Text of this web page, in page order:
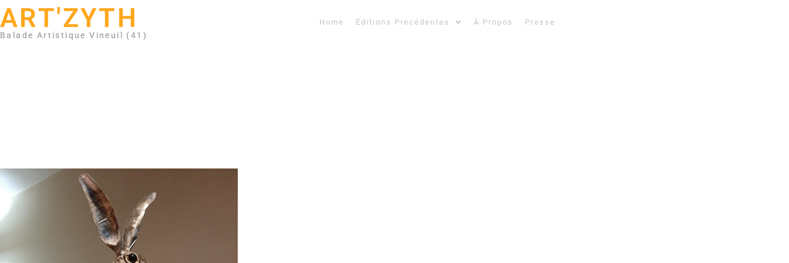
ART'ZYTH
Balade Artistique Vineuil (41)
Home Éditions Précédentes À Propos Presse